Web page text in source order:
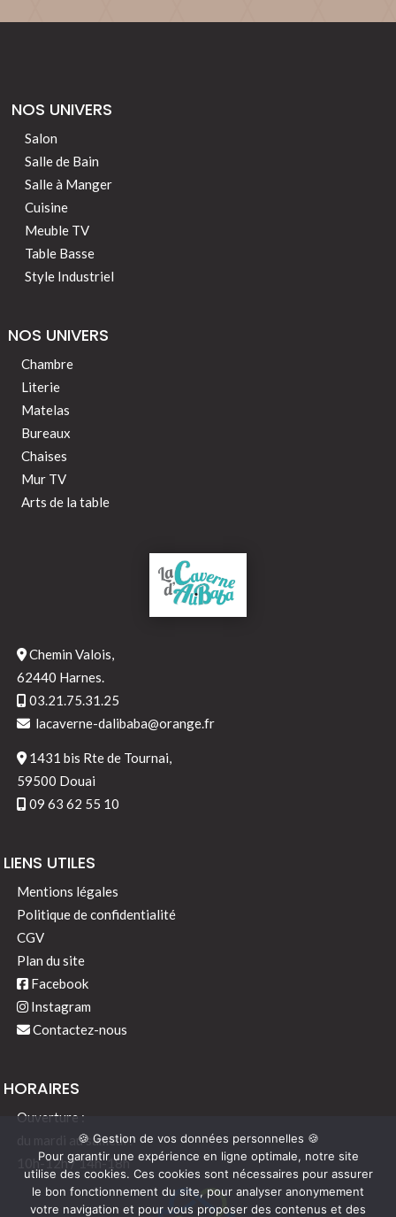
NOS UNIVERS
Salon
Salle de Bain
Salle à Manger
Cuisine
Meuble TV
Table Basse
Style Industriel
NOS UNIVERS
Chambre
Literie
Matelas
Bureaux
Chaises
Mur TV
Arts de la table
Chemin Valois,
62440 Harnes.
03.21.75.31.25
lacaverne-dalibaba@orange.fr
1431 bis Rte de Tournai,
59500 Douai
09 63 62 55 10
LIENS UTILES
Mentions légales
Politique de confidentialité
CGV
Plan du site
Facebook
Instagram
Contactez-nous
HORAIRES
Ouverture :
du mardi au samedi :
10h-12h / 14h-18h
🍪 Gestion de vos données personnelles 🍪
Pour garantir une expérience en ligne optimale, notre site
utilise des cookies. Ces cookies sont nécessaires pour assurer
le bon fonctionnement du site, pour analyser anonymement
votre navigation et pour vous proposer des contenus et des